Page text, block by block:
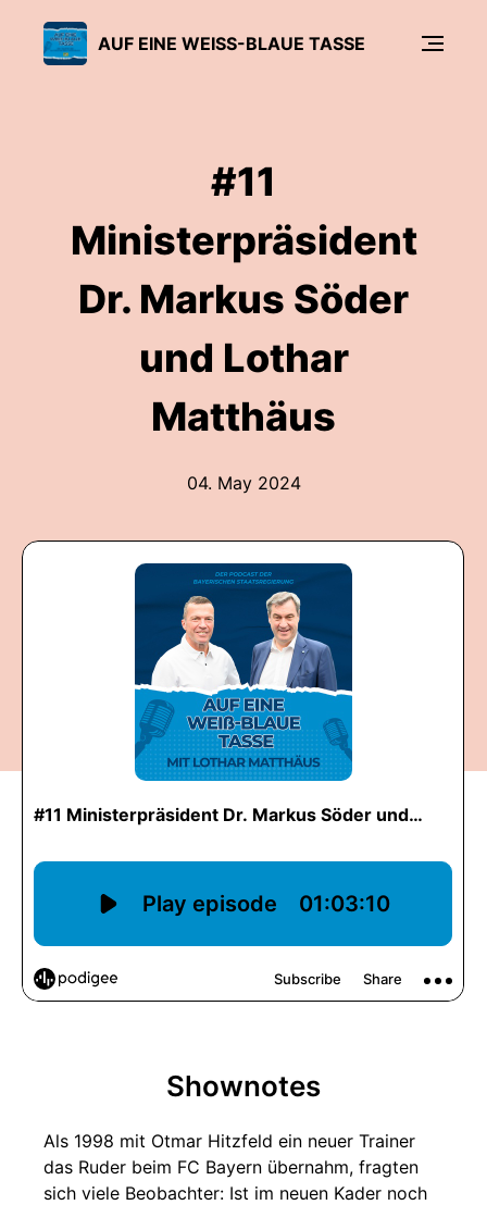
AUF EINE WEISS-BLAUE TASSE
#11
Ministerpräsident
Dr. Markus Söder
und Lothar
Matthäus
04. May 2024
Shownotes
Als 1998 mit Otmar Hitzfeld ein neuer Trainer
das Ruder beim FC Bayern übernahm, fragten
sich viele Beobachter: Ist im neuen Kader noch